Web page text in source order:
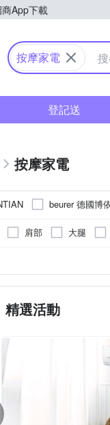
App下載
購物中心
按摩家電
登記送
按摩家電
beurer 德國博
SIMPLITE 簡
肩部 大腿
精選活動